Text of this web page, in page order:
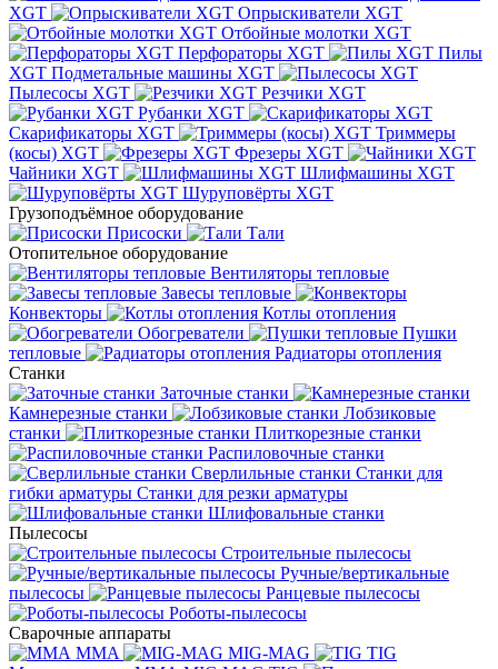
XGT
Опрыскиватели XGT
Отбойные молотки XGT
Перфораторы XGT
Пилы
XGT Подметальные машины XGT
Пылесосы XGT
Резчики XGT
Рубанки XGT
Скарификаторы XGT
Триммеры
(косы) XGT
Фрезеры XGT
Чайники XGT
Шлифмашины XGT
Шуруповёрты XGT
Грузоподъёмное оборудование
Присоски
Тали
Отопительное оборудование
Вентиляторы тепловые
Завесы тепловые
Конвекторы
Котлы отопления
Обогреватели
Пушки
тепловые
Радиаторы отопления
Станки
Заточные станки
Камнерезные станки
Лобзиковые
станки
Плиткорезные станки
Распиловочные станки
Сверлильные станки Станки для
гибки арматуры Станки для резки арматуры
Шлифовальные станки
Пылесосы
Строительные пылесосы
Ручные/вертикальные
пылесосы
Ранцевые пылесосы
Роботы-пылесосы
Сварочные аппараты
MMA
MIG-MAG
TIG